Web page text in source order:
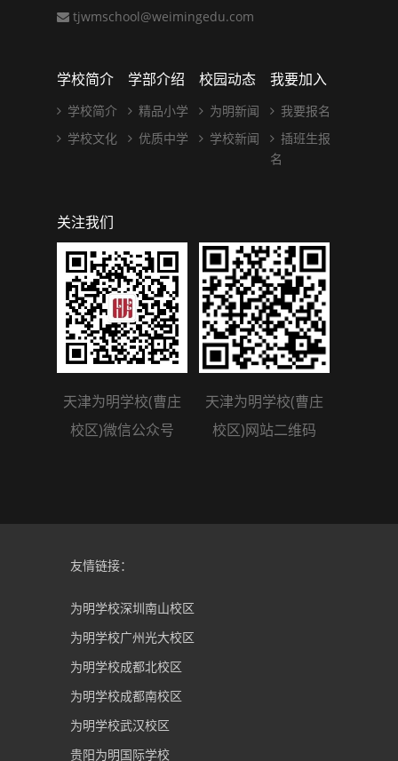
tjwmschool@weimingedu.com
学校简介
学校简介
学校文化
学部介绍
精品小学
优质中学
校园动态
为明新闻
学校新闻
我要加入
我要报名
插班生报
名
关注我们
天津为明学校(曹庄
校区)微信公众号
天津为明学校(曹庄
校区)网站二维码
友情链接：
为明学校深圳南山校区
为明学校广州光大校区
为明学校成都北校区
为明学校成都南校区
为明学校武汉校区
贵阳为明国际学校